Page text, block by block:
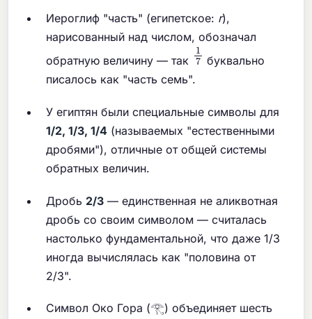
Иероглиф "часть" (египетское: r),
нарисованный над числом, обозначал
обратную величину — так
17
буквально
писалось как "часть семь".
У египтян были специальные символы для
1/2, 1/3, 1/4 (называемых "естественными
дробями"), отличные от общей системы
обратных величин.
Дробь 2/3 — единственная не аликвотная
дробь со своим символом — считалась
настолько фундаментальной, что даже 1/3
иногда вычислялась как "половина от
2/3".
Символ Око Гора (𓂀) объединяет шесть